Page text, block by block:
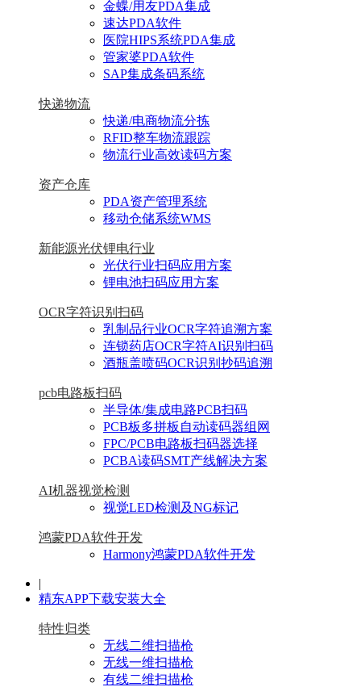
金蝶/用友PDA集成
速达PDA软件
医院HIPS系统PDA集成
管家婆PDA软件
SAP集成条码系统
快递物流
快递/电商物流分拣
RFID整车物流跟踪
物流行业高效读码方案
资产仓库
PDA资产管理系统
移动仓储系统WMS
新能源光伏锂电行业
光伏行业扫码应用方案
锂电池扫码应用方案
OCR字符识别扫码
乳制品行业OCR字符追溯方案
连锁药店OCR字符AI识别扫码
酒瓶盖喷码OCR识别抄码追溯
pcb电路板扫码
半导体/集成电路PCB扫码
PCB板多拼板自动读码器组网
FPC/PCB电路板扫码器选择
PCBA读码SMT产线解决方案
AI机器视觉检测
视觉LED检测及NG标记
鸿蒙PDA软件开发
Harmony鸿蒙PDA软件开发
|
精东APP下载安装大全
特性归类
无线二维扫描枪
无线一维扫描枪
有线二维扫描枪